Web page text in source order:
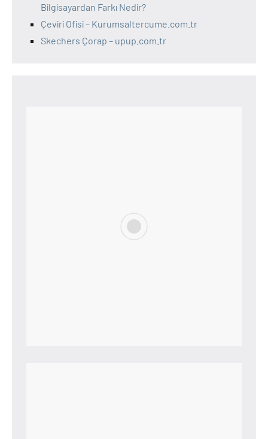
Bilgisayardan Farkı Nedir?
Çeviri Ofisi – Kurumsaltercume.com.tr
Skechers Çorap – upup.com.tr